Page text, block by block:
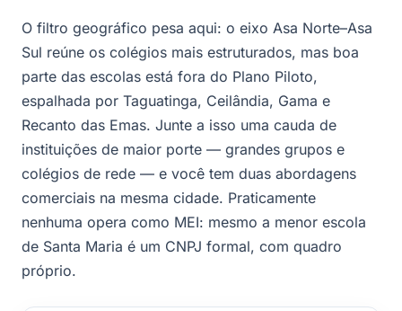
O filtro geográfico pesa aqui: o eixo Asa Norte–Asa
Sul reúne os colégios mais estruturados, mas boa
parte das escolas está fora do Plano Piloto,
espalhada por Taguatinga, Ceilândia, Gama e
Recanto das Emas. Junte a isso uma cauda de
instituições de maior porte — grandes grupos e
colégios de rede — e você tem duas abordagens
comerciais na mesma cidade. Praticamente
nenhuma opera como MEI: mesmo a menor escola
de Santa Maria é um CNPJ formal, com quadro
próprio.